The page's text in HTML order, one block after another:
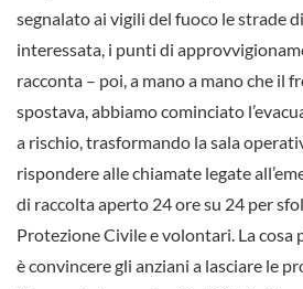
segnalato ai vigili del fuoco le strade di
interessata, i punti di
racconta – poi, a mano a mano che il
spostava, abbiamo cominciato
a rischio, trasformando la sala
rispondere alle chiamate legate
di raccolta aperto 24 ore su 24 per
Protezione Civile e volontari. La cosa
è convincere gli anziani a lasciare le